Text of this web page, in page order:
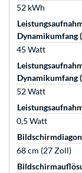
52 kWh
Dynamikumfang
45 Watt
Dynamikumfang
52 Watt
0,5 Watt
68 cm (27 Zoll)